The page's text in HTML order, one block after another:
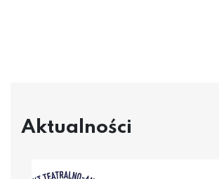
Aktualności